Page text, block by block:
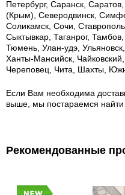
Петербург, Саранск,
(Крым), Северодвинск,
Соликамск, Сочи,
Сыктывкар, Таганрог,
Тюмень, Улан-удэ,
Ханты-Мансийск,
Череповец, Чита, Шахты,
Если Вам необходима
выше, мы постараемся найти
Рекомендованные